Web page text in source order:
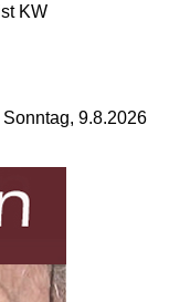
KW
9.8.2026